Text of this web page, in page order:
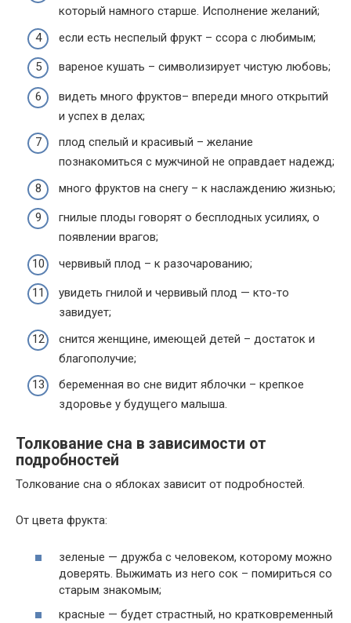
который намного старше. Исполнение желаний;
если есть неспелый фрукт – ссора с любимым;
вареное кушать – символизирует чистую любовь;
видеть много фруктов– впереди много открытий
и успех в делах;
плод спелый и красивый – желание
познакомиться с мужчиной не оправдает надежд;
много фруктов на снегу – к наслаждению жизнью;
гнилые плоды говорят о бесплодных усилиях, о
появлении врагов;
червивый плод – к разочарованию;
увидеть гнилой и червивый плод — кто-то
завидует;
снится женщине, имеющей детей – достаток и
благополучие;
беременная во сне видит яблочки – крепкое
здоровье у будущего малыша.
Толкование сна в зависимости от
подробностей
Толкование сна о яблоках зависит от подробностей.
От цвета фрукта:
зеленые — дружба с человеком, которому можно
доверять. Выжимать из него сок – помириться со
старым знакомым;
красные — будет страстный, но кратковременный